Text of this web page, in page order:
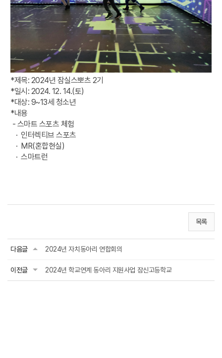
*제목: 2024년 잠실스뽀츠 2기
*일시: 2024. 12. 14.(토)
*대상: 9~13세 청소년
*내용
- 스마트 스포츠 체험
· 인터렉티브 스포츠
· MR(혼합현실)
· 스마트런
목록
다음글 2024년 자치동아리 연합회의
이전글 2024년 학교연계 동아리 지원사업 잠신고등학교